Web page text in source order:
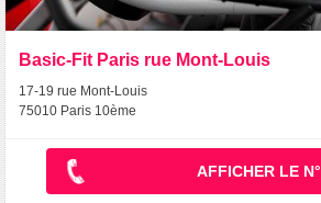
Basic-Fit Paris rue Mont-Louis
17-19 rue Mont-Louis
75010 Paris 10ème
AFFICHER LE N°